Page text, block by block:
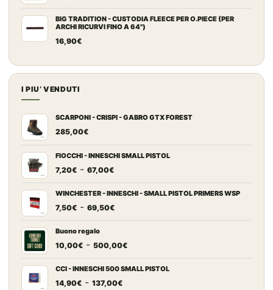
BIG TRADITION - CUSTODIA FLEECE PER O.PIECE (PER
ARCHI RICURVI FINO A 64")
16,90€
I PIU’ VENDUTI
SCARPONI - CRISPI - GABRO GTX FOREST
285,00€
FIOCCHI - INNESCHI SMALL PISTOL
7,20€ - 67,00€Fascia
prezzo:
da
67,00€
WINCHESTER - INNESCHI - SMALL PISTOL PRIMERS WSP
7,50€ - 69,50€Fascia
da
a
69,50€
Buono regalo
10,00€ - 500,00€Fascia
prezzo:
CCI - INNESCHI 500 SMALL PISTOL
14,90€ - 137,00€Fascia